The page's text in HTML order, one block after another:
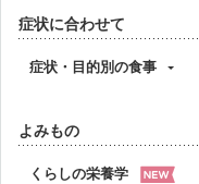
症状に合わせて
症状・目的別の食事
よみもの
くらしの栄養学